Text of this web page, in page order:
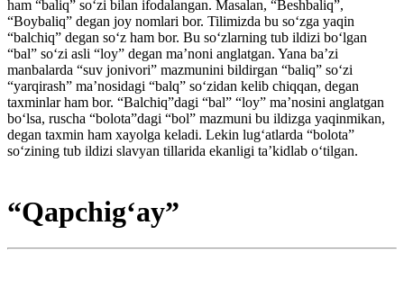
ham “baliq” so‘zi bilan ifodalangan. Masalan, “Beshbaliq”,
“Boybaliq” degan joy nomlari bor. Tilimizda bu so‘zga yaqin
“balchiq” degan so‘z ham bor. Bu so‘zlarning tub ildizi bo‘lgan
“bal” so‘zi asli “loy” degan ma’noni anglatgan. Yana ba’zi
manbalarda “suv jonivori” mazmunini bildirgan “baliq” so‘zi
“yarqirash” ma’nosidagi “balq” so‘zidan kelib chiqqan, degan
taxminlar ham bor. “Balchiq”dagi “bal” “loy” ma’nosini anglatgan
bo‘lsa, ruscha “bolota”dagi “bol” mazmuni bu ildizga yaqinmikan,
degan taxmin ham xayolga keladi. Lekin lug‘atlarda “bolota”
so‘zining tub ildizi slavyan tillarida ekanligi ta’kidlab o‘tilgan.
“Qapchig‘ay”